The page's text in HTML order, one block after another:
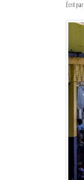
Écrit par